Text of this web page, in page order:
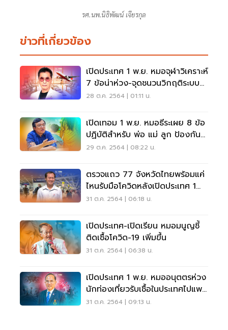
รศ.นพ.นิธิพัฒน์ เจียรกุล
ข่าวที่เกี่ยวข้อง
เปิดประเทศ 1 พ.ย. หมอจุฬาวิเคราะห์
7 ข้อน่าห่วง-จุดชนวนวิกฤติระบบ
สาธารณสุข
28 ต.ค. 2564 | 01:11 น.
เปิดเทอม 1 พ.ย. หมอธีระเผย 8 ข้อ
ปฏิบัติสำหรับ พ่อ แม่ ลูก ป้องกัน
โควิด-19
29 ต.ค. 2564 | 08:22 น.
ตรวจแถว 77 จังหวัดไทยพร้อมแค่
ไหนรับมือโควิดหลังเปิดประเทศ 1
พ.ย.
31 ต.ค. 2564 | 06:18 น.
เปิดประเทศ-เปิดเรียน หมอมนูญชี้
ติดเชื้อโควิด-19 เพิ่มขึ้น
31 ต.ค. 2564 | 06:38 น.
เปิดประเทศ 1 พ.ย. หมออนุตตรห่วง
นักท่องเที่ยวรับเชื้อในประเทศไปแพร่
ต่อ
31 ต.ค. 2564 | 09:13 น.